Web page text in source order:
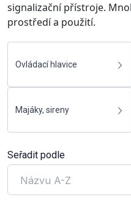
signalizační přístroje.
prostředí a použití.
Ovládací hlavice
Majáky, sireny
Seřadit podle
Názvu A-Z